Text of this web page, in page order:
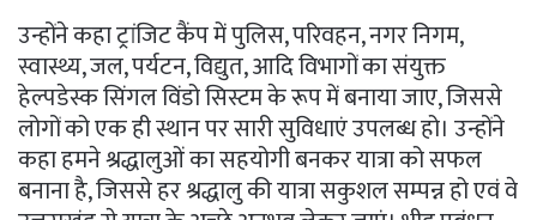
उन्होंने कहा ट्रांजिट कैंप में पुलिस, परिवहन, नगर निगम,
स्वास्थ्य, जल, पर्यटन, विद्युत, आदि विभागों का संयुक्त
हेल्पडेस्क सिंगल विंडो सिस्टम के रूप में बनाया जाए, जिससे
लोगों को एक ही स्थान पर सारी सुविधाएं उपलब्ध हो। उन्होंने
कहा हमने श्रद्धालुओं का सहयोगी बनकर यात्रा को सफल
बनाना है, जिससे हर श्रद्धालु की यात्रा सकुशल सम्पन्न हो एवं वे